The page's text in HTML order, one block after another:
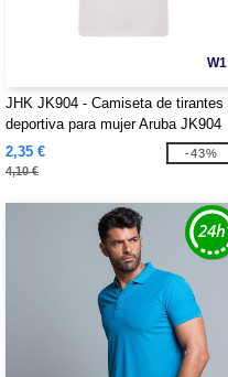
W1
JHK JK904 - Camiseta de tirantes
deportiva para mujer Aruba JK904
2,35 €
4,10 €
-43%